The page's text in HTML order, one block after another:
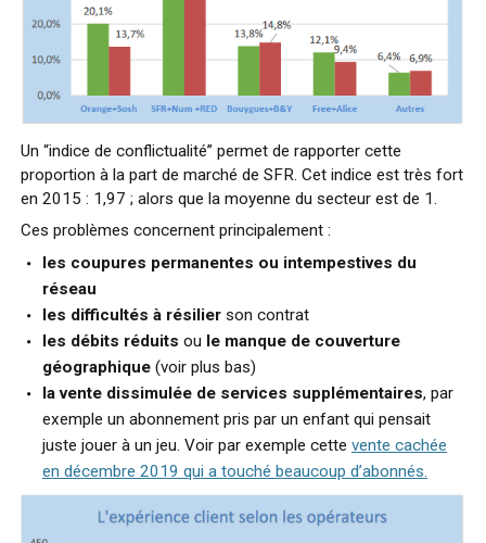
Un “indice de conflictualité” permet de rapporter cette
proportion à la part de marché de SFR. Cet indice est très fort
en 2015 : 1,97 ; alors que la moyenne du secteur est de 1.
Ces problèmes concernent principalement :
les coupures permanentes ou intempestives du
réseau
les difficultés à résilierson contrat
les débits réduitsou le manque de couverture
géographique(voir plus bas)
la vente dissimulée de services supplémentaires, par
exemple un abonnement pris par un enfant qui pensait
juste jouer à un jeu. Voir par exemple cette vente cachée
en décembre 2019 qui a touché beaucoup d’abonnés.